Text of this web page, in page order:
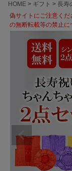
HOME
ギフト
長寿
偽サイトにご注意くだ
の無断転載等の禁止に